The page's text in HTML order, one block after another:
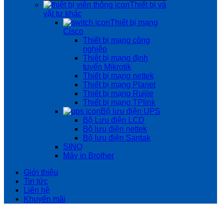
Thiết bị và
vật tư khác
Thiết bị mạng
Cisco
Thiết bị mạng công
nghiệp
Thiêt bị mạng định
tuyến Mikrotik
Thiết bị mạng nettek
Thiết bị mạng Planet
Thiết bị mạng Ruijie
Thiết bị mạng TPlink
Bộ lưu điện UPS
Bộ Lưu điện LCD
Bộ lưu điện nettek
Bộ lưu điện Santak
SINO
Máy in Brother
Giới thiệu
Tin tức
Liên hệ
Khuyến mãi